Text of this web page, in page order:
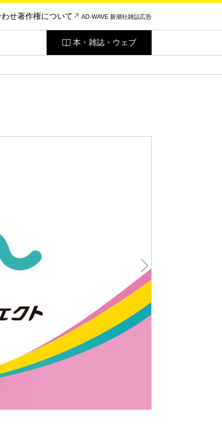
わせ著作権について AD-WAVE 新潮社雑誌広告
本・雑誌・ウェブ
Nex